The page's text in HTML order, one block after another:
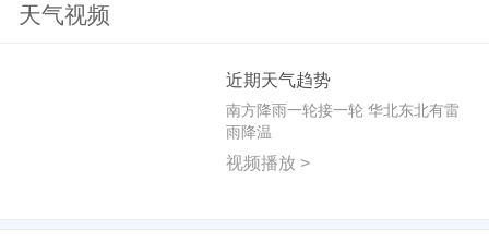
天气视频
近期天气趋势
南方降雨一轮接一轮 华北东北有雷
雨降温
视频播放 >